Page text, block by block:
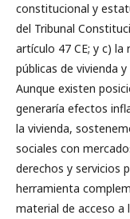
constitucional y
del Tribunal
artículo 47 CE; y c) la
públicas de vivienda
Aunque existen
generaría efectos
la vivienda,
sociales con
derechos y servicios
herramienta
material de acceso a